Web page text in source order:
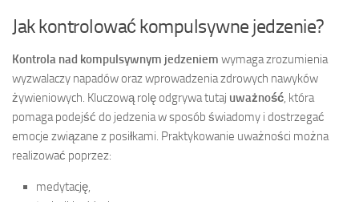
Jak kontrolować kompulsywne jedzenie?
Kontrola nad kompulsywnym jedzeniem wymaga zrozumienia
wyzwalaczy napadów oraz wprowadzenia zdrowych nawyków
żywieniowych. Kluczową rolę odgrywa tutaj uważność , która
pomaga podejść do jedzenia w sposób świadomy i dostrzegać
emocje związane z posiłkami. Praktykowanie uważności można
realizować poprzez:
medytację,